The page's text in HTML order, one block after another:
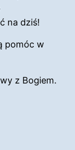
na dziś!
pomóc w
z Bogiem.